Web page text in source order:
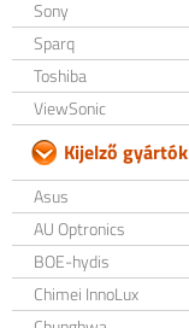
Sony
Sparq
Toshiba
ViewSonic
Kijelző gyártók
Asus
AU Optronics
BOE-hydis
Chimei InnoLux